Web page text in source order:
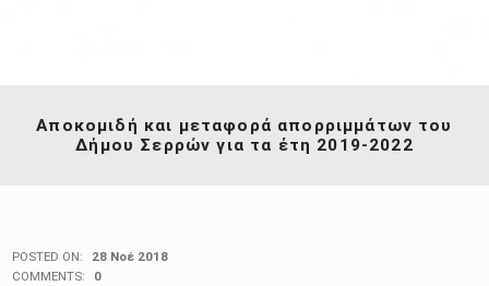
Αποκομιδή και μεταφορά απορριμμάτων του
Δήμου Σερρών για τα έτη 2019-2022
POSTED ON:
28 Νοέ 2018
COMMENTS:
0